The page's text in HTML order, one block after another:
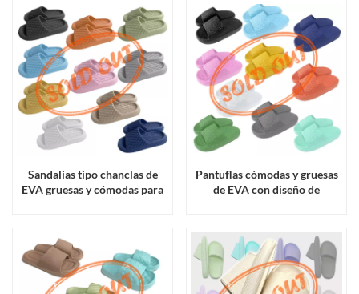
Sandalias tipo chanclas de
EVA gruesas y cómodas para
Pantuflas cómodas y gruesas
de EVA con diseño de